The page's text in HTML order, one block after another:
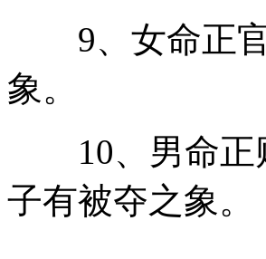
9、女命正官
象。
10、男命正
子有被夺之象。